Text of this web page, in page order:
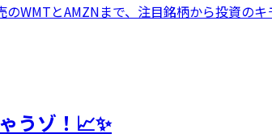
WMTとAMZNまで、注目銘柄から投資の
うゾ！📈✨